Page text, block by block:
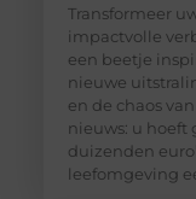
Transformeer
impactvolle
een beetje
nieuwe
en de chaos
nieuws: u hoeft
duizenden
leefomgeving